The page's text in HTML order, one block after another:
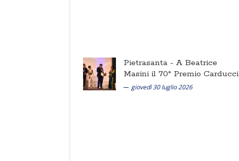
Pietrasanta - A Beatrice
Masini il 70° Premio Carducci
giovedì 30 luglio 2026